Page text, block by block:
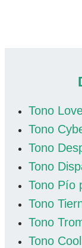
Tono
Tono
Tono
Tono
Tono Pío
Tono
Tono
Tono